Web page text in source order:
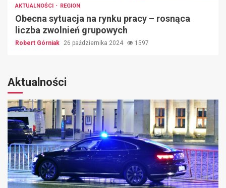
AKTUALNOŚCI REGION
Obecna sytuacja na rynku pracy – rosnąca
liczba zwolnień grupowych
Robert Górniak 26 października 2024 1597
Aktualności